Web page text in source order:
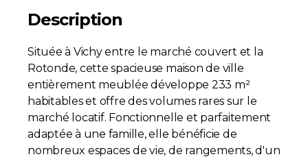
Description
Située à Vichy entre le marché couvert et la
Rotonde, cette spacieuse maison de ville
entièrement meublée développe 233 m²
habitables et offre des volumes rares sur le
marché locatif. Fonctionnelle et parfaitement
adaptée à une famille, elle bénéficie de
nombreux espaces de vie, de rangements, d'un